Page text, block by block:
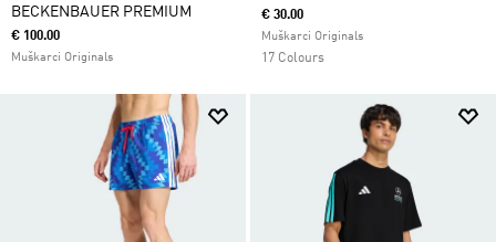
BECKENBAUER PREMIUM
€ 100.00
Muškarci Originals
€ 30.00
Muškarci Originals
17 Colours